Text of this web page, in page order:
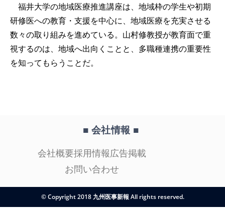
福井大学の地域医療推進講座は、地域枠の学生や初期
研修医への教育・支援を中心に、地域医療を充実させる
数々の取り組みを進めている。山村修教授が教育面で重
視するのは、地域へ出向くことと、多職種連携の重要性
を知ってもらうことだ。
■ 会社情報 ■
会社概要採用情報広告掲載
お問い合わせ
© Copyright 2018 九州医事新報 All rights reserved.